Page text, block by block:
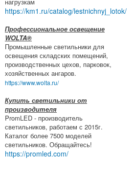
https://km1.ru/catalog/lestnichnyj_lotok/
Профессиональное освещение
WOLTA®
Промышленные светильники для
освещения складских помещений,
производственных цехов, парковок,
хозяйственных ангаров.
https://www.wolta.ru/
Купить светильники от
производителя
PromLED - производитель
светильников, работаем с 2015г.
Каталог более 7500 моделей
светильников. Обращайтесь!
https://promled.com/